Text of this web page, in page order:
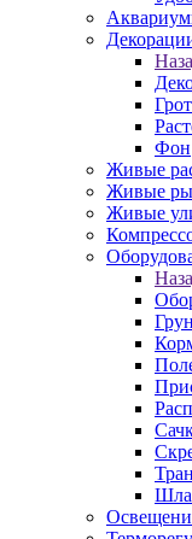
Фон
Живые
Живые
Живые